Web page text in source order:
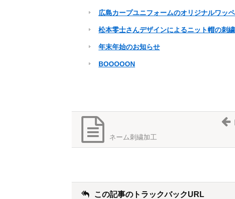
広島カープユニフォームのオリジナルワッ
松本零士さんデザインによるニット帽の刺繍
年末年始のお知らせ
BOOOOON
ネーム刺繍加工
この記事のトラックバックURL